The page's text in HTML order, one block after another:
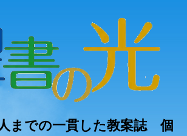
までの一貫した教案誌 個